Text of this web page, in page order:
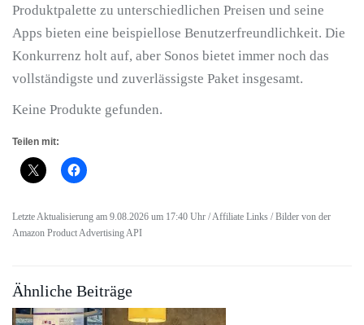
Produktpalette zu unterschiedlichen Preisen und seine
Apps bieten eine beispiellose Benutzerfreundlichkeit. Die
Konkurrenz holt auf, aber Sonos bietet immer noch das
vollständigste und zuverlässigste Paket insgesamt.
Keine Produkte gefunden.
Teilen mit:
Letzte Aktualisierung am 9.08.2026 um 17:40 Uhr / Affiliate Links / Bilder von der
Amazon Product Advertising API
Ähnliche Beiträge